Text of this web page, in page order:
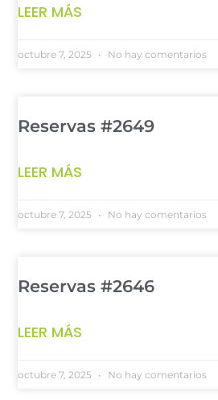
LEER MÁS
octubre 7, 2025 No hay comentarios
Reservas #2649
LEER MÁS
octubre 7, 2025 No hay comentarios
Reservas #2646
LEER MÁS
octubre 7, 2025 No hay comentarios